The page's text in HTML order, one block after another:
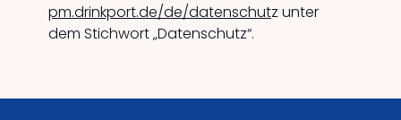
pm.drinkport.de/de/datenschutz unter
dem Stichwort „Datenschutz“.